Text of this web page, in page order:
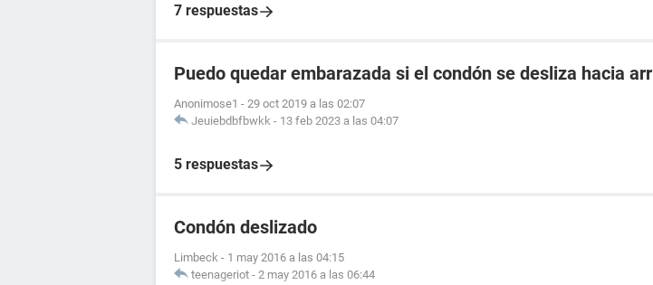
7 respuestas
Puedo quedar embarazada si el condón se desliza hacia
Anonimose1 - 29 oct 2019 a las 02:07
Jeuiebdbfbwkk - 13 feb 2023 a las 04:07
5 respuestas
Condón deslizado
Limbeck - 1 may 2016 a las 04:15
teenageriot - 2 may 2016 a las 06:44